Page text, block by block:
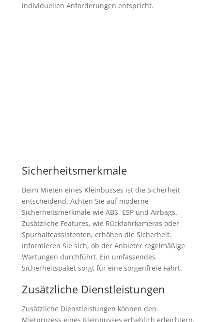
individuellen Anforderungen entspricht.
Sicherheitsmerkmale
Beim Mieten eines Kleinbusses ist die Sicherheit
entscheidend. Achten Sie auf moderne
Sicherheitsmerkmale wie ABS, ESP und Airbags.
Zusätzliche Features, wie Rückfahrkameras oder
Spurhalteassistenten, erhöhen die Sicherheit.
Informieren Sie sich, ob der Anbieter regelmäßige
Wartungen durchführt. Ein umfassendes
Sicherheitspaket sorgt für eine sorgenfreie Fahrt.
Zusätzliche Dienstleistungen
Zusätzliche Dienstleistungen können den
Mietprozess eines Kleinbusses erheblich erleichtern.